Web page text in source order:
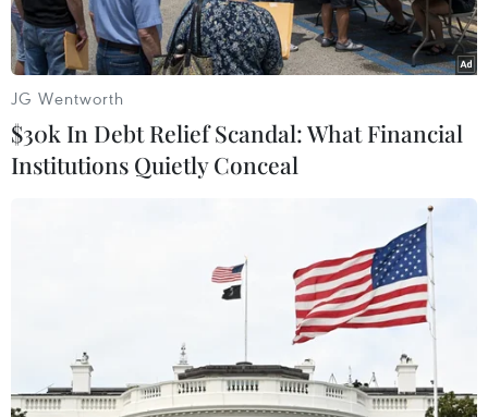
TIN LIÊN QUAN
JG Wentworth
$30k In Debt Relief Scandal: What Financial
Institutions Quietly Conceal